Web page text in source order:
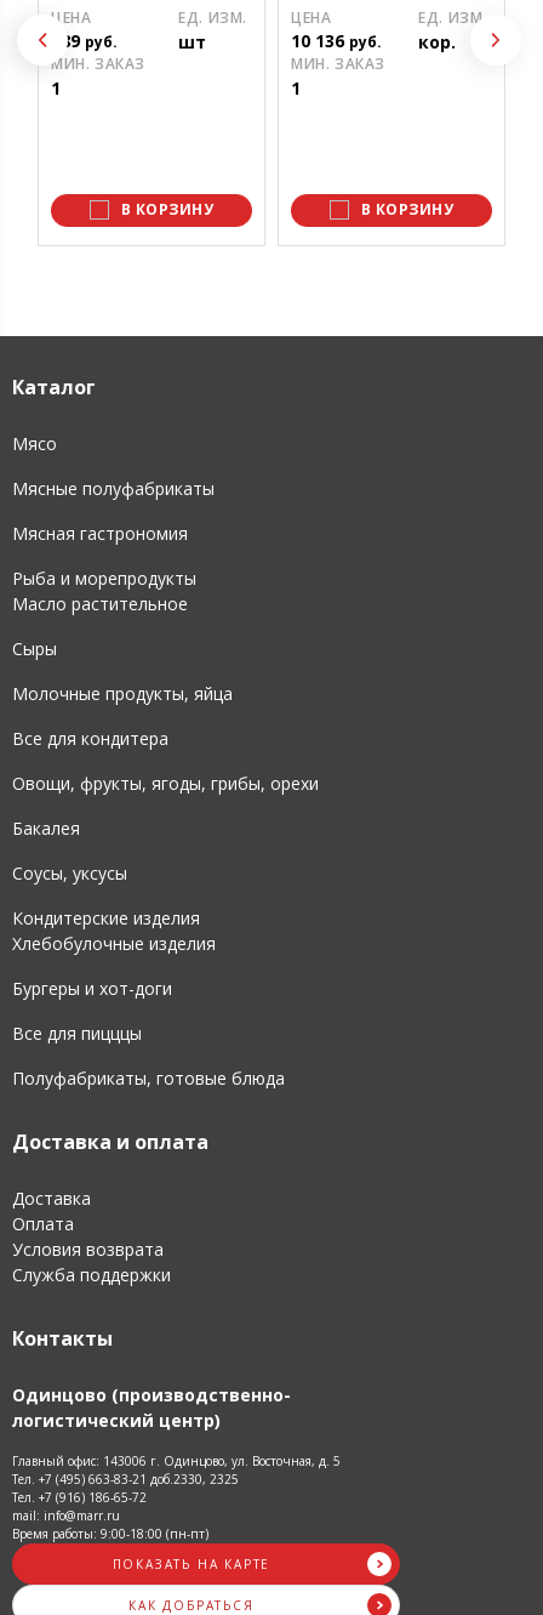
ЦЕНА
389 руб.
ЕД. ИЗМ.
шт
МИН. ЗАКАЗ
1
В КОРЗИНУ
ЦЕНА
10 136 руб.
ЕД. ИЗМ.
кор.
МИН. ЗАКАЗ
1
В КОРЗИНУ
Каталог
Мясо
Мясные полуфабрикаты
Мясная гастрономия
Рыба и морепродукты
Масло растительное
Сыры
Молочные продукты, яйца
Все для кондитера
Овощи, фрукты, ягоды, грибы, орехи
Бакалея
Соусы, уксусы
Кондитерские изделия
Хлебобулочные изделия
Бургеры и хот-доги
Все для пицццы
Полуфабрикаты, готовые блюда
Доставка и оплата
Доставка
Оплата
Условия возврата
Служба поддержки
Контакты
Одинцово (производственно-
логистический центр)
Главный офис: 143006 г. Одинцово, ул. Восточная, д. 5
Тел. +7 (495) 663-83-21 доб.2330, 2325
Тел. +7 (916) 186-65-72
mail: info@marr.ru
Время работы: 9:00-18:00 (пн-пт)
ПОКАЗАТЬ НА КАРТЕ
КАК ДОБРАТЬСЯ